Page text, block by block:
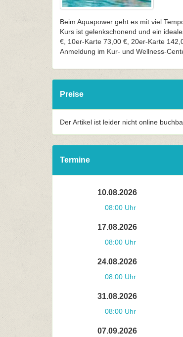
Beim Aquapower geht es mit viel
Kurs ist gelenkschonend und ein
€, 10er-Karte 73,00 €, 20er-Karte
Anmeldung im Kur- und Wellness-
Preise
Der Artikel ist leider nicht online
Termine
10.08.2026
08:00 Uhr
17.08.2026
08:00 Uhr
24.08.2026
08:00 Uhr
31.08.2026
08:00 Uhr
07.09.2026